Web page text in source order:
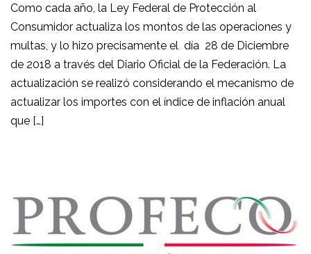
Como cada año, la Ley Federal de Protección al
Consumidor actualiza los montos de las operaciones y
multas, y lo hizo precisamente el día 28 de Diciembre
de 2018 a través del Diario Oficial de la Federación. La
actualización se realizó considerando el mecanismo de
actualizar los importes con el índice de inflación anual
que […]